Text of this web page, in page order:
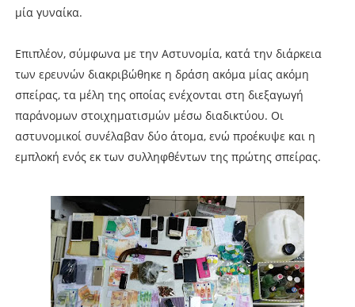
μία γυναίκα.
Επιπλέον, σύμφωνα με την Αστυνομία, κατά την διάρκεια
των ερευνών διακριβώθηκε η δράση ακόμα μίας ακόμη
σπείρας, τα μέλη της οποίας ενέχονται στη διεξαγωγή
παράνομων στοιχηματισμών μέσω διαδικτύου. Οι
αστυνομικοί συνέλαβαν δύο άτομα, ενώ προέκυψε και η
εμπλοκή ενός εκ των συλληφθέντων της πρώτης σπείρας.